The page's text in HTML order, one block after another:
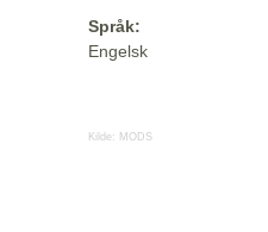
Språk:
Engelsk
Kilde: MODS